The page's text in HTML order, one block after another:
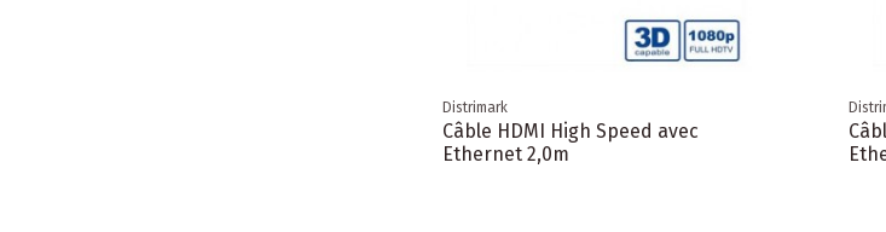
Distrimark
Câble HDMI High Speed avec
Ethernet 2,0m